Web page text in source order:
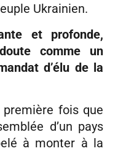
Ukrainien.
et profonde,
comme un
d’élu de la
première fois que
d’un pays
à monter à la